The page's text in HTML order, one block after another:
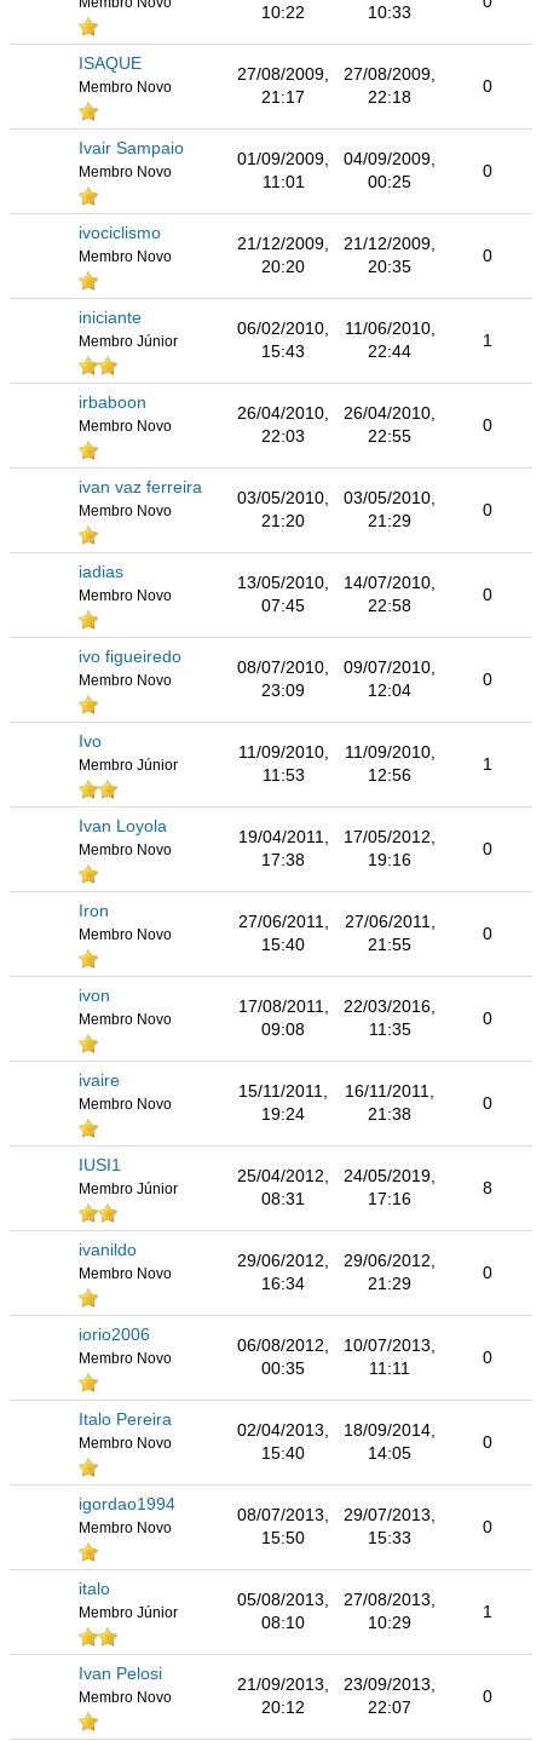
10:22 10:33
ISAQUE
Membro Novo
27/08/2009,
21:17
27/08/2009,
22:18
0
Ivair Sampaio
Membro Novo
01/09/2009,
11:01
04/09/2009,
00:25
0
ivociclismo
Membro Novo
21/12/2009,
20:20
21/12/2009,
20:35
0
iniciante
Membro Júnior
06/02/2010,
15:43
11/06/2010,
22:44
1
irbaboon
Membro Novo
26/04/2010,
22:03
26/04/2010,
22:55
0
ivan vaz ferreira
Membro Novo
03/05/2010,
21:20
03/05/2010,
21:29
0
iadias
Membro Novo
13/05/2010,
07:45
14/07/2010,
22:58
0
ivo figueiredo
Membro Novo
08/07/2010,
23:09
09/07/2010,
12:04
0
Ivo
Membro Júnior
11/09/2010,
11:53
11/09/2010,
12:56
1
Ivan Loyola
Membro Novo
19/04/2011,
17:38
17/05/2012,
19:16
0
Iron
Membro Novo
27/06/2011,
15:40
27/06/2011,
21:55
0
ivon
Membro Novo
17/08/2011,
09:08
22/03/2016,
11:35
0
ivaire
Membro Novo
15/11/2011,
19:24
16/11/2011,
21:38
0
IUSI1
Membro Júnior
25/04/2012,
08:31
24/05/2019,
17:16
8
ivanildo
Membro Novo
29/06/2012,
16:34
29/06/2012,
21:29
0
iorio2006
Membro Novo
06/08/2012,
00:35
10/07/2013,
11:11
0
Italo Pereira
Membro Novo
02/04/2013,
15:40
18/09/2014,
14:05
0
igordao1994
Membro Novo
08/07/2013,
15:50
29/07/2013,
15:33
0
italo
Membro Júnior
05/08/2013,
08:10
27/08/2013,
10:29
1
Ivan Pelosi
Membro Novo
21/09/2013,
20:12
23/09/2013,
22:07
0